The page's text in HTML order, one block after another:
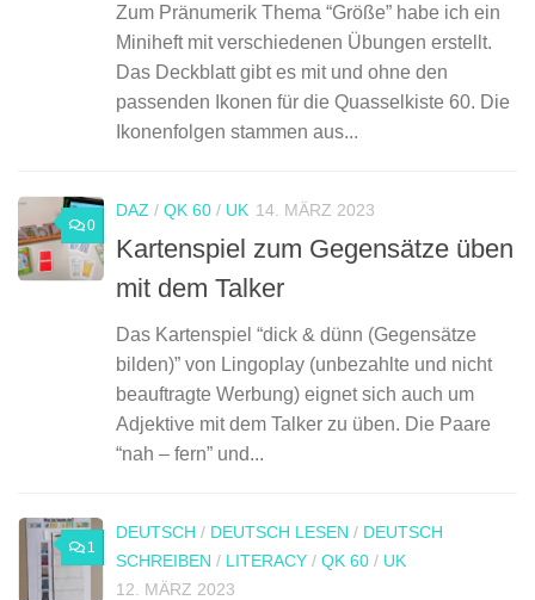
Zum Pränumerik Thema “Größe” habe ich ein
Miniheft mit verschiedenen Übungen erstellt.
Das Deckblatt gibt es mit und ohne den
passenden Ikonen für die Quasselkiste 60. Die
Ikonenfolgen stammen aus...
0
DAZ / QK 60 / UK 14. MÄRZ 2023
Kartenspiel zum Gegensätze üben
mit dem Talker
Das Kartenspiel “dick & dünn (Gegensätze
bilden)” von Lingoplay (unbezahlte und nicht
beauftragte Werbung) eignet sich auch um
Adjektive mit dem Talker zu üben. Die Paare
“nah – fern” und...
1
DEUTSCH / DEUTSCH LESEN / DEUTSCH
SCHREIBEN / LITERACY / QK 60 / UK
12. MÄRZ 2023